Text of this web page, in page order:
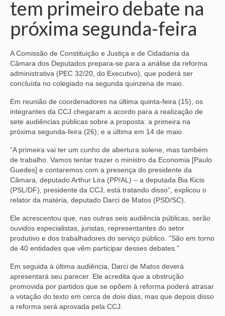
LOCALIZAÇÃO
QUEM SOMOS
NOSSA HISTÓRIA
SUBSEDES
BAURU
PRESIDENTE PRUDENTE
RIBEIRÃO PRETO
SÃO JOSÉ DOS CAMPOS
SÃO JOSÉ DO RIO PRETO
SOROCABA
NOTÍCIAS
VÍDEOS
CONVÊNIOS
tem primeiro debate na
próxima segunda-feira
A Comissão de Constituição e Justiça e de Cidadania da
Câmara dos Deputados prepara-se para a análise da reforma
administrativa (PEC 32/20, do Executivo), que poderá ser
concluída no colegiado na segunda quinzena de maio.
Em reunião de coordenadores na última quinta-feira (15), os
integrantes da CCJ chegaram a acordo para a realização de
sete audiências públicas sobre a proposta: a primeira na
próxima segunda-feira (26); e a última em 14 de maio.
“A primeira vai ter um cunho de abertura solene, mas também
de trabalho. Vamos tentar trazer o ministro da Economia [Paulo
Guedes] e contaremos com a presença do presidente da
Câmara, deputado Arthur Lira (PP/AL) – a deputada Bia Kicis
(PSL/DF), presidente da CCJ, está tratando disso”, explicou o
relator da matéria, deputado Darci de Matos (PSD/SC).
Ele acrescentou que, nas outras seis audiência públicas, serão
ouvidos especialistas, juristas, representantes do setor
produtivo e dos trabalhadores do serviço público. “São em torno
de 40 entidades que vêm participar desses debates.”
Em seguida à última audiência, Darci de Matos deverá
apresentará seu parecer. Ele acredita que a obstrução
promovida por partidos que se opõem à reforma poderá atrasar
a votação do texto em cerca de dois dias, mas que depois disso
a reforma será aprovada pela CCJ.